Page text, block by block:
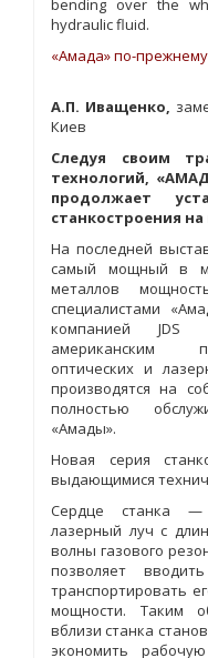
hydraulic fluid.
«Амада» по-
А.П. Иващенко,
Киев
Следуя своим
технологий,
продолжает
станкостроения
На последней
самый мощный в
металлов
специалистами
компанией JDS
американским
оптических и
производятся на
полностью
«Амады».
Новая серия
выдающимися
Сердце станка —
лазерный луч с
волны газового
позволяет
транспортировать
мощности. Таким
вблизи станка
экономить